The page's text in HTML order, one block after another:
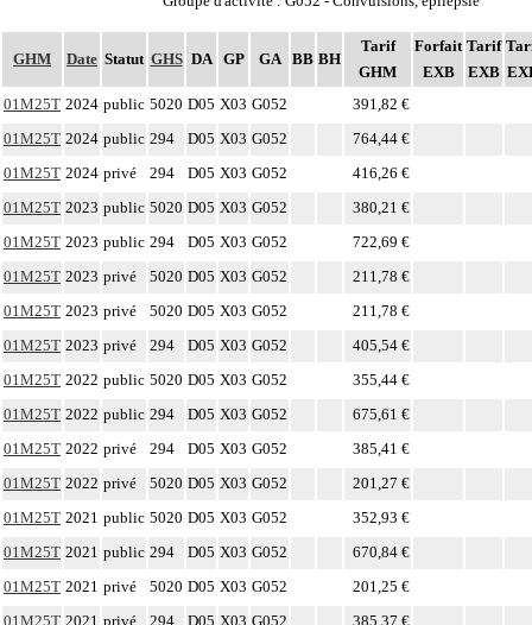
GHM Date Statut GHS DA GP GA BB BH
Tarif
GHM
Forfait
EXB
Tarif
EXB
01M25T 2024 public 5020 D05 X03 G052
391,82 €
01M25T 2024 public 294 D05 X03 G052
764,44 €
01M25T 2024 privé 294 D05 X03 G052
416,26 €
01M25T 2023 public 5020 D05 X03 G052
380,21 €
01M25T 2023 public 294 D05 X03 G052
722,69 €
01M25T 2023 privé 5020 D05 X03 G052
211,78 €
01M25T 2023 privé 5020 D05 X03 G052
211,78 €
01M25T 2023 privé 294 D05 X03 G052
405,54 €
01M25T 2022 public 5020 D05 X03 G052
355,44 €
01M25T 2022 public 294 D05 X03 G052
675,61 €
01M25T 2022 privé 294 D05 X03 G052
385,41 €
01M25T 2022 privé 5020 D05 X03 G052
201,27 €
01M25T 2021 public 5020 D05 X03 G052
352,93 €
01M25T 2021 public 294 D05 X03 G052
670,84 €
01M25T 2021 privé 5020 D05 X03 G052
201,25 €
01M25T 2021 privé 294 D05 X03 G052
385,37 €